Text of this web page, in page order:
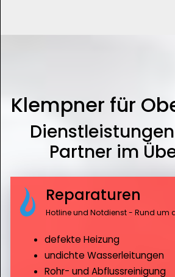
Klempner für
Partner im
Reparaturen
Hotline und Notdienst - Rund um
defekte Heizung
undichte Wasserleitungen
Rohr- und Abflussreinigung